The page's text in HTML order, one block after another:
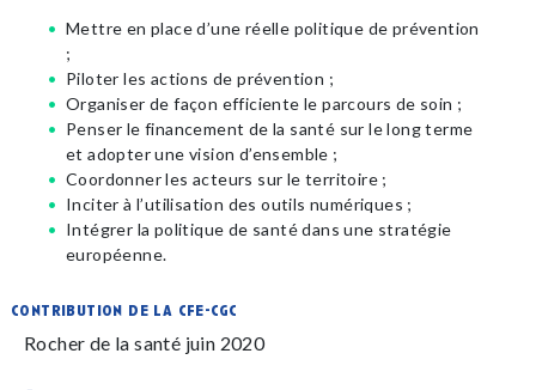
Mettre en place d’une réelle politique de prévention
;
Piloter les actions de prévention ;
Organiser de façon efficiente le parcours de soin ;
Penser le financement de la santé sur le long terme
et adopter une vision d’ensemble ;
Coordonner les acteurs sur le territoire ;
Inciter à l’utilisation des outils numériques ;
Intégrer la politique de santé dans une stratégie
européenne.
contribution de la cfe-cgc
Rocher de la santé juin 2020